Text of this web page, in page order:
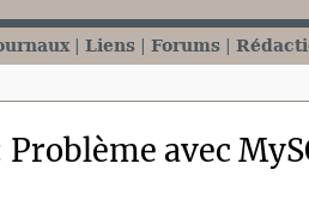
Liens Forums
Problème avec